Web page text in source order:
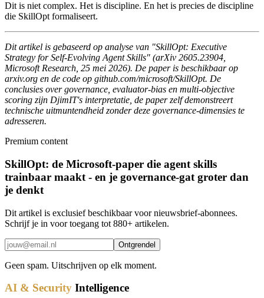
Dit is niet complex. Het is discipline. En het is precies de discipline
die SkillOpt formaliseert.
Dit artikel is gebaseerd op analyse van "SkillOpt: Executive
Strategy for Self-Evolving Agent Skills" (arXiv 2605.23904,
Microsoft Research, 25 mei 2026). De paper is beschikbaar op
arxiv.org en de code op github.com/microsoft/SkillOpt. De
conclusies over governance, evaluator-bias en multi-objective
scoring zijn DjimIT's interpretatie, de paper zelf demonstreert
technische uitmuntendheid zonder deze governance-dimensies te
adresseren.
Premium content
SkillOpt: de Microsoft-paper die agent skills
trainbaar maakt - en je governance-gat groter dan
je denkt
Dit artikel is exclusief beschikbaar voor nieuwsbrief-abonnees.
Schrijf je in voor toegang tot 880+ artikelen.
Ontgrendel
Geen spam. Uitschrijven op elk moment.
AI & Security Intelligence